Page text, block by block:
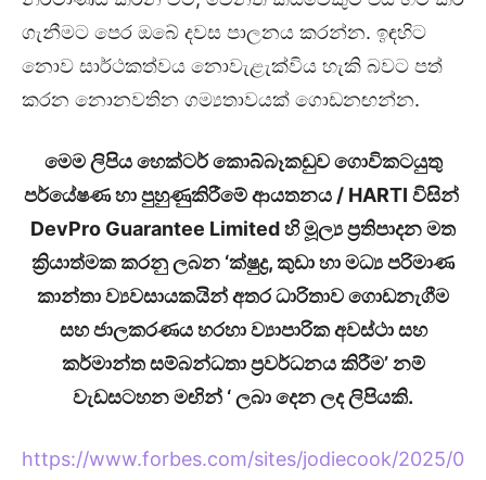
ගැනීමට පෙර ඔබේ දවස පාලනය කරන්න. ඉඳහිට
නොව සාර්ථකත්වය නොවැළැක්විය හැකි බවට පත්
කරන නොනවතින ගම්‍යතාවයක් ගොඩනඟන්න.
මෙම ලිපිය හෙක්ටර් කොබ්බෑකඩුව ගොවිකටයුතු
පර්යේෂණ හා පුහුණුකිරීමේ ආයතනය / HARTI විසින්
DevPro Guarantee Limited හි මූල්‍ය ප්‍රතිපාදන මත
ක්‍රියාත්මක කරනු ලබන ‘ක්ෂුද්‍ර, කුඩා හා මධ්‍ය පරිමාණ
කාන්තා ව්‍යවසායකයින් අතර ධාරිතාව ගොඩනැගීම
සහ ජාලකරණය හරහා ව්‍යාපාරික අවස්ථා සහ
කර්මාන්ත සම්බන්ධතා ප්‍රවර්ධනය කිරීම’ නම්
වැඩසටහන මඟින් ‘ ලබා දෙන ලද ලිපියකි.
https://www.forbes.com/sites/jodiecook/2025/0